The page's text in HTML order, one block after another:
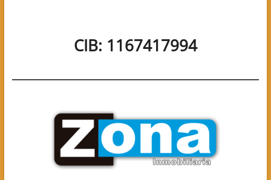
CIB: 1167417994